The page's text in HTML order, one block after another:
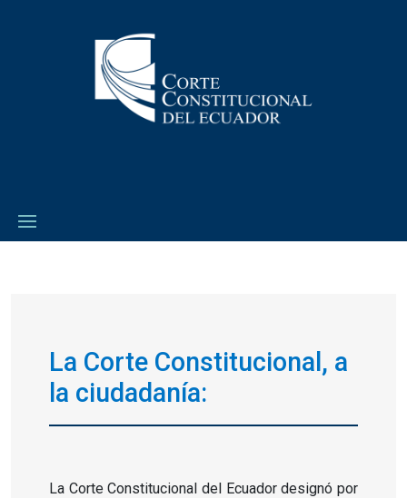
La Corte Constitucional, a
la ciudadanía:
La Corte Constitucional del Ecuador designó por